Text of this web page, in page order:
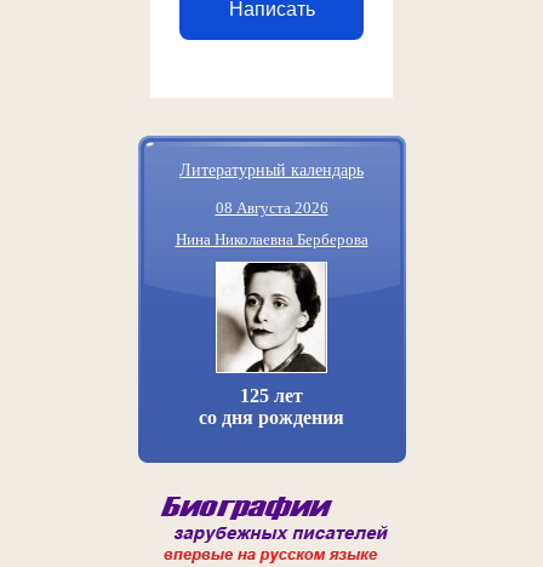
Написать
Литературный календарь
08 Августа 2026
Нина Николаевна Берберова
125 лет
со дня рождения